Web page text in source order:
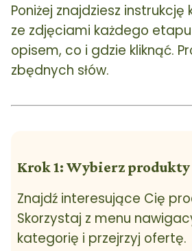
Poniżej znajdziesz instrukcję
ze zdjęciami każdego
opisem, co i gdzie kliknąć.
zbędnych słów.
Krok 1: Wybierz produkty
Znajdź interesujące Cię
Skorzystaj z menu
kategorię i przejrzyj ofertę.